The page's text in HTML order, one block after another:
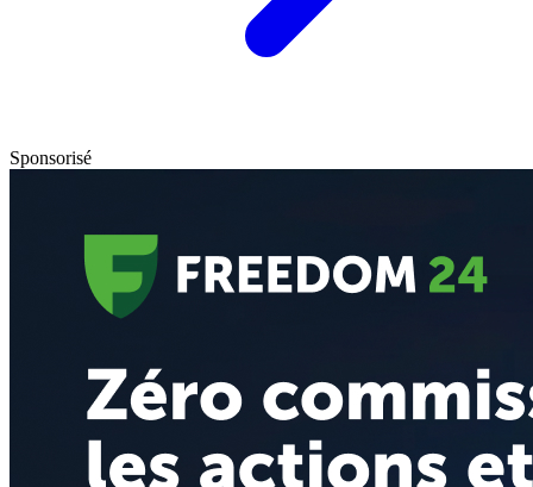
Sponsorisé